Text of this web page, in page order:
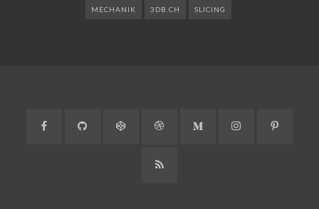
MECHANIK 3DB.CH SLICING
Facebook GitHub CodePen DribbbleMedium Instagram
RSS